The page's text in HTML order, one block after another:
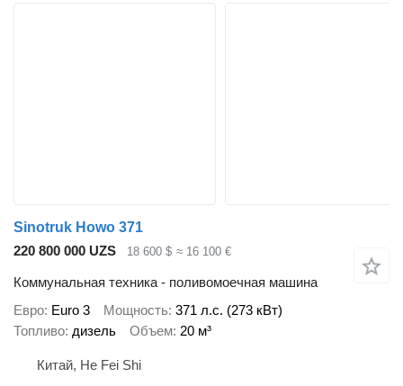
Sinotruk Howo 371
220 800 000 UZS
18 600 $ ≈ 16 100 €
Коммунальная техника - поливомоечная машина
Евро Euro 3 Мощность 371 л.с. (273 кВт)
Топливо дизель Объем 20 м³
Китай, He Fei Shi